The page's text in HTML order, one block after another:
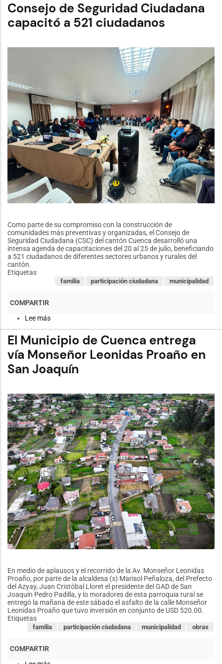
Ricaurte
invita
a
vivir
turístico
gastronómico
de
Cuenca
Consejo de Seguridad Ciudadana
capacitó a 521 ciudadanos
Como parte de su compromiso con la construcción de
comunidades más preventivas y organizadas, el Consejo de
Seguridad Ciudadana (CSC) del cantón Cuenca desarrolló una
intensa agenda de capacitaciones del 20 al 25 de julio, beneficiando
a 521 ciudadanos de diferentes sectores urbanos y rurales del
cantón.
Etiquetas
municipalidad
participación ciudadana
familia
Lee más
de
Seguridad
Ciudadana
capacitó
a
521
El Municipio de Cuenca entrega
vía Monseñor Leonidas Proaño en
San Joaquín
En medio de aplausos y el recorrido de la Av. Monseñor Leonidas
Proaño, por parte de la alcaldesa (s) Marisol Peñaloza, del Prefecto
del Azyay, Juan Cristóbal Lloret el presidente del GAD de San
Joaquín Pedro Padilla, y lo moradores de esta parroquia rural se
entregó la mañana de este sábado el asfalto de la calle Monseñor
Leonidas Proaño que tuvo inversión en conjunto de USD 520.00.
Etiquetas
obras
municipalidad
participación ciudadana
familia